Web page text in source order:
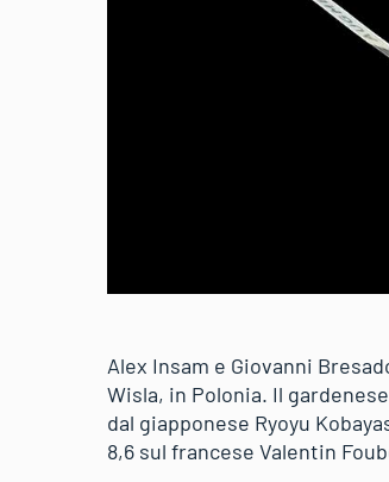
Alex Insam e Giovanni
Wisla, in Polonia. Il
dal giapponese Ryoyu
8,6 sul francese Valentin